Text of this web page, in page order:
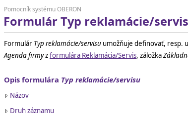
Pomocník systému OBERON
Formulár Typ reklamácie/
Formulár Typ reklamácie/servisu umožňuje definovať, resp.
Agenda firmyzformulára Reklamácia/Servis, záložka
Opis formulára Typ reklamácie/servisu
Názov
Druh záznamu